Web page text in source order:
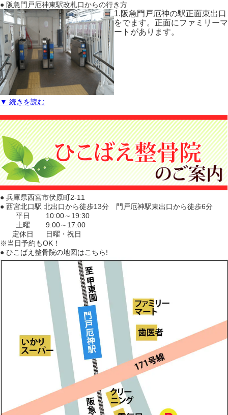
● 阪急門戸厄神東駅改札口からの行き方
1.阪急門戸厄神の駅正面東出口
をでます。正面にファミリーマ
ートがあります。
▼ 続きを読む
● 兵庫県西宮市伏原町2-11
● 西宮北口駅 北出口から徒歩13分 門戸厄神駅東出口から徒歩6分
平日
10:00～19:30
土曜
9:00～17:00
定休日
日曜・祝日
※当日予約もOK！
● ひこばえ整骨院の地図はこちら!